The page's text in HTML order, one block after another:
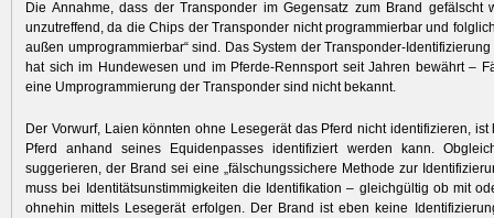
Die Annahme, dass der Transponder im Gegensatz zum Brand gefälscht
unzutreffend, da die Chips der Transponder nicht programmierbar und
außen umprogrammierbar“ sind. Das System der Transponder-
hat sich im Hundewesen und im Pferde-Rennsport seit Jahren bewährt –
eine Umprogrammierung der Transponder sind nicht bekannt.
Der Vorwurf, Laien könnten ohne Lesegerät das Pferd nicht identifizieren,
Pferd anhand seines Equidenpasses identifiziert werden kann.
suggerieren, der Brand sei eine „fälschungssichere Methode zur
muss bei Identitätsunstimmigkeiten die Identifikation – gleichgültig ob mit
ohnehin mittels Lesegerät erfolgen. Der Brand ist eben keine